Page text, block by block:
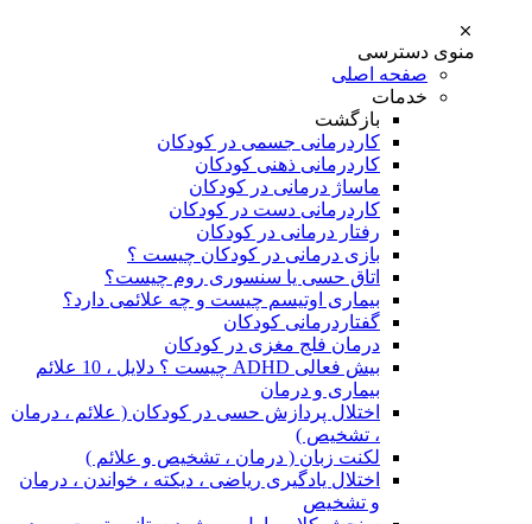
منوی دسترسی
صفحه اصلی
خدمات
بازگشت
کاردرمانی جسمی در کودکان
کاردرمانی ذهنی کودکان
ماساژ درمانی در کودکان
کاردرمانی دست در کودکان
رفتار درمانی در کودکان
بازی درمانی در کودکان چیست ؟
اتاق حسی یا سنسوری روم چیست؟
بیماری اوتیسم چیست و چه علائمی دارد؟
گفتاردرمانی کودکان
درمان فلج مغزی در کودکان
بیش فعالی ADHD چیست ؟ دلایل ، 10 علائم
بیماری و درمان
اختلال پردازش حسی در کودکان ( علائم ، درمان
، تشخیص )
لکنت زبان ( درمان ، تشخیص و علائم )
اختلال یادگیری ریاضی ، دیکته ، خواندن ، درمان
و تشخیص